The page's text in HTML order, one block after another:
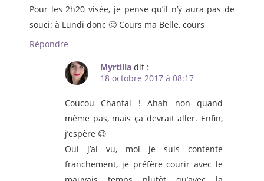
Pour les 2h20 visée, je pense qu’il n’y aura pas de
souci: à Lundi donc 🙂 Cours ma Belle, cours
Répondre
Myrtilla dit :
18 octobre 2017 à 08:17
Coucou Chantal ! Ahah non quand
même pas, mais ça devrait aller. Enfin,
j’espère 😉
Oui j’ai vu, moi je suis contente
franchement, je préfère courir avec le